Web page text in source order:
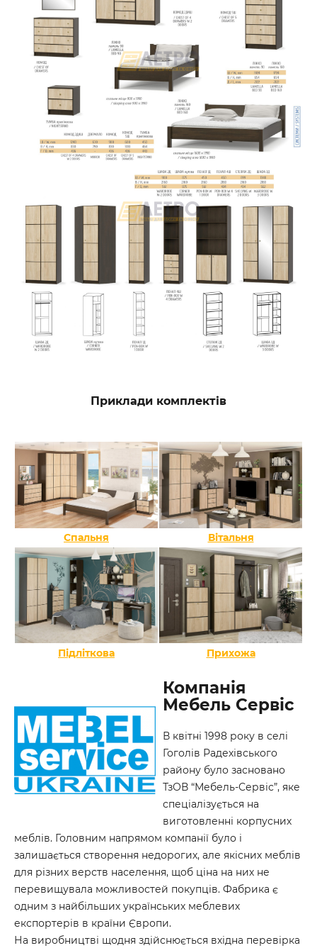
Приклади комплектів
Спальня Вітальня
Підліткова Прихожа
Компанія
Мебель Сервіс
В квітні 1998 року в селі
Гоголів Радехівського
району було засновано
ТзОВ “Мебель-Сервіс”, яке
спеціалізується на
виготовленні корпусних
меблів. Головним напрямом компанії було і
залишається створення недорогих, але якісних меблів
для різних верств населення, щоб ціна на них не
перевищувала можливостей покупців. Фабрика є
одним з найбільших українських меблевих
експортерів в країни Європи.
На виробництві щодня здійснюється вхідна перевірка